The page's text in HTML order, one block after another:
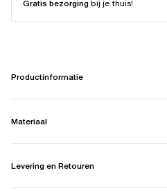
Gratis bezorgingbij je thuis!
Productinformatie
Materiaal
Levering en Retouren